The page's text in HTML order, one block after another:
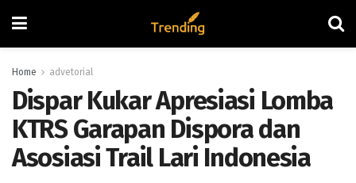
Home advetorial
Dispar Kukar Apresiasi Lomba
KTRS Garapan Dispora dan
Asosiasi Trail Lari Indonesia